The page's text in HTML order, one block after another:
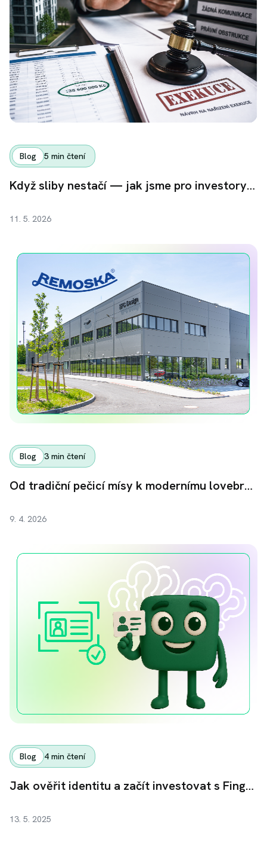
Blog 5 min čtení
Když sliby nestačí — jak jsme pro investory získali zpět 38,6 milionu korun
11. 5. 2026
Blog 3 min čtení
Od tradiční pečicí mísy k modernímu lovebrandu: Jak Remoska s pomocí investorů na Fingoodu upekla svůj další úspěch
9. 4. 2026
Blog 4 min čtení
Jak ověřit identitu a začít investovat s Fingoodem
13. 5. 2025